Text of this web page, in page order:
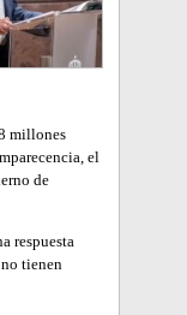
millones
el
de
respuesta
tienen